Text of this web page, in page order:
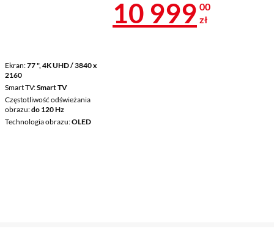
Ekran 77 ", 4K UHD / 3840 x
2160
Smart TV Smart TV
Częstotliwość odświeżania
obrazu do 120 Hz
Technologia obrazu OLED
Cena 10 999
10 999 00
zł